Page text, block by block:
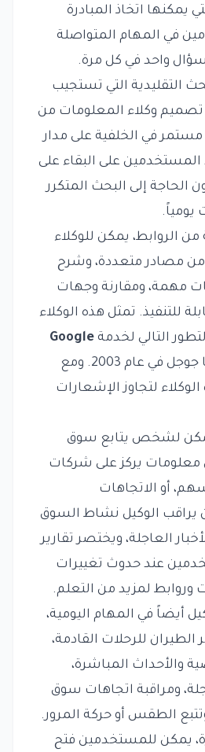
يمكنها اتخاذ المبادرة
في المهام المتواصلة
سؤال واحد في كل مرة.
التقليدية التي تستجيب
وكلاء المعلومات من
في الخلفية على مدار
على البقاء على
الحاجة إلى البحث المتكرر
الروابط، يمكن للوكلاء
مصادر متعددة، وشرح
مهمة، ومقارنة وجهات
للتنفيذ. تمثل هذه الوكلاء
التالي لخدمة Google
، التي أطلقتها جوجل في عام 2003. ومع
لتجاوز الإشعارات
لشخص يتابع سوق
معلومات يركز على شركات
أو الاتجاهات
يراقب الوكيل نشاط السوق
العاجلة، ويختصر تقارير
عند حدوث تغييرات
وروابط لمزيد من التعلم.
أيضاً في المهام اليومية،
الطيران للرحلات القادمة،
والأحداث المباشرة،
ومراقبة اتجاهات سوق
الطقس أو حركة المرور.
يمكن للمستخدمين فتح